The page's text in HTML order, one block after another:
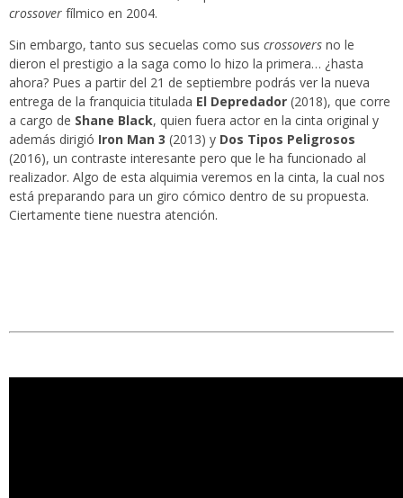
crossover fílmico en 2004.
Sin embargo, tanto sus secuelas como sus crossovers no le
dieron el prestigio a la saga como lo hizo la primera… ¿hasta
ahora? Pues a partir del 21 de septiembre podrás ver la nueva
entrega de la franquicia titulada El Depredador (2018), que corre
a cargo de Shane Black, quien fuera actor en la cinta original y
además dirigió Iron Man 3 (2013) y Dos Tipos Peligrosos
(2016), un contraste interesante pero que le ha funcionado al
realizador. Algo de esta alquimia veremos en la cinta, la cual nos
está preparando para un giro cómico dentro de su propuesta.
Ciertamente tiene nuestra atención.